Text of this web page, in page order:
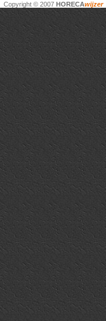
Copyright © 2007 HORECAwijzer|